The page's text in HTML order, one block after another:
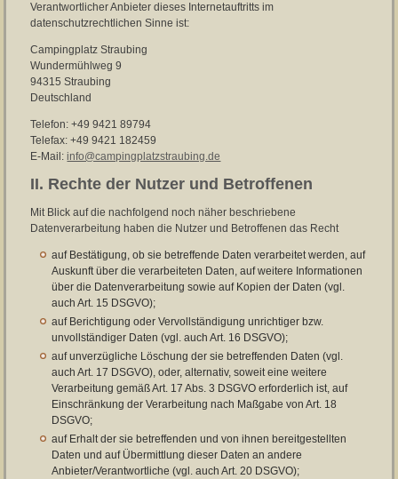
Verantwortlicher Anbieter dieses Internetauftritts im
datenschutzrechtlichen Sinne ist:
Campingplatz Straubing
Wundermühlweg 9
94315 Straubing
Deutschland
Telefon: +49 9421 89794
Telefax: +49 9421 182459
E-Mail:info@campingplatzstraubing.de
II. Rechte der Nutzer und Betroffenen
Mit Blick auf die nachfolgend noch näher beschriebene
Datenverarbeitung haben die Nutzer und Betroffenen das Recht
auf Bestätigung, ob sie betreffende Daten verarbeitet werden, auf
Auskunft über die verarbeiteten Daten, auf weitere Informationen
über die Datenverarbeitung sowie auf Kopien der Daten (vgl.
auch Art. 15 DSGVO);
auf Berichtigung oder Vervollständigung unrichtiger bzw.
unvollständiger Daten (vgl. auch Art. 16 DSGVO);
auf unverzügliche Löschung der sie betreffenden Daten (vgl.
auch Art. 17 DSGVO), oder, alternativ, soweit eine weitere
Verarbeitung gemäß Art. 17 Abs. 3 DSGVO erforderlich ist, auf
Einschränkung der Verarbeitung nach Maßgabe von Art. 18
DSGVO;
auf Erhalt der sie betreffenden und von ihnen bereitgestellten
Daten und auf Übermittlung dieser Daten an andere
Anbieter/Verantwortliche (vgl. auch Art. 20 DSGVO);